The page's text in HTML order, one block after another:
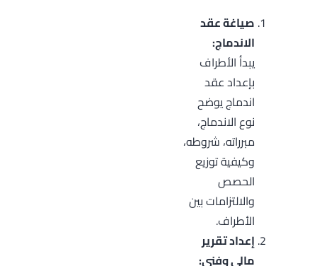
صياغة عقد
الاندماج:
يبدأ الأطراف
بإعداد عقد
اندماج يوضح
نوع الاندماج،
مبرراته، شروطه،
وكيفية توزيع
الحصص
والالتزامات بين
الأطراف.
إعداد تقرير
مالي وفني: